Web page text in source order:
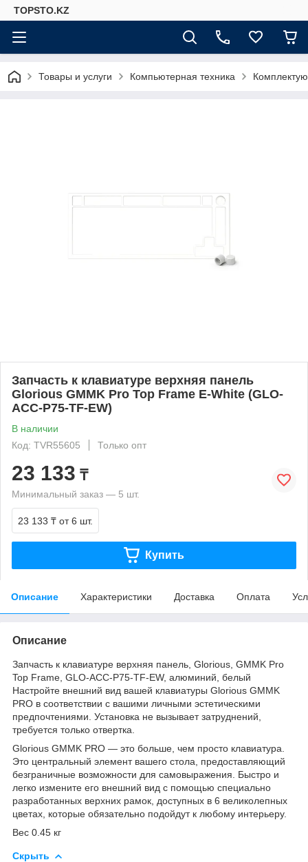
TOPSTO.KZ
Товары и услуги Компьютерная техника
Запчасть к клавиатуре верхняя панель
Glorious GMMK Pro Top Frame E-White (GLO-
ACC-P75-TF-EW)
В наличии
Код: TVR55605
Только опт
23 133 ₸
Минимальный заказ — 5 шт.
23 133 ₸ от 6 шт.
Купить
Описание Характеристики Доставка Оплата
Описание
Запчасть к клавиатуре верхняя панель, Glorious, GMMK Pro
Top Frame, GLO-ACC-P75-TF-EW, алюминий, белый
Настройте внешний вид вашей клавиатуры Glorious GMMK
PRO в соответствии с вашими личными эстетическими
предпочтениями. Установка не вызывает затруднений,
требуется только отвертка.
Glorious GMMK PRO — это больше, чем просто клавиатура.
Это центральный элемент вашего стола, предоставляющий
безграничные возможности для самовыражения. Быстро и
легко измените его внешний вид с помощью специально
разработанных верхних рамок, доступных в 6 великолепных
цветах, которые обязательно подойдут к любому интерьеру.
Вес 0.45 кг
Скрыть